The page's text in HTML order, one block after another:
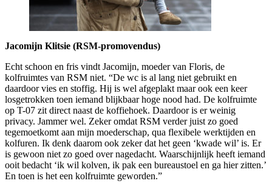
Jacomijn Klitsie (RSM-promovendus)
Echt schoon en fris vindt Jacomijn, moeder van Floris, de
kolfruimtes van RSM niet. “De wc is al lang niet gebruikt en
daardoor vies en stoffig. Hij is wel afgeplakt maar ook een keer
losgetrokken toen iemand blijkbaar hoge nood had. De kolfruimte
op T-07 zit direct naast de koffiehoek. Daardoor is er weinig
privacy. Jammer wel. Zeker omdat RSM verder juist zo goed
tegemoetkomt aan mijn moederschap, qua flexibele werktijden en
kolfuren. Ik denk daarom ook zeker dat het geen ‘kwade wil’ is. Er
is gewoon niet zo goed over nagedacht. Waarschijnlijk heeft iemand
ooit bedacht ‘ik wil kolven, ik pak een bureaustoel en ga hier zitten.’
En toen is het een kolfruimte geworden.”